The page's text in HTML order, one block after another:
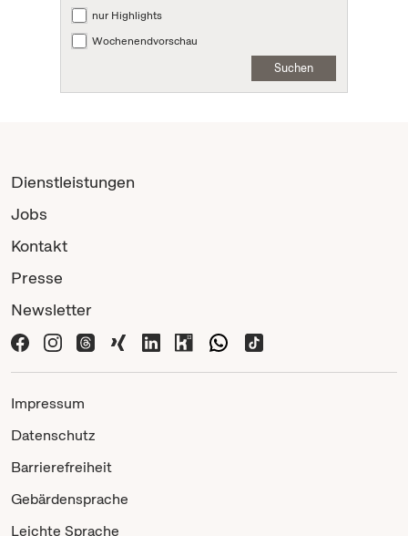
nur Highlights
Wochenendvorschau
Suchen
Dienstleistungen
Jobs
Kontakt
Presse
Newsletter
Impressum
Datenschutz
Barrierefreiheit
Gebärdensprache
Leichte Sprache